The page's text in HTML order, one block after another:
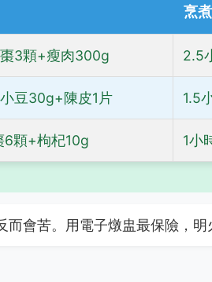
烹
3顆+瘦肉300g 2.5
豆30g+陳皮1片 1.5
顆+枸杞10g 1小
會苦。用電子燉盅最保險，明